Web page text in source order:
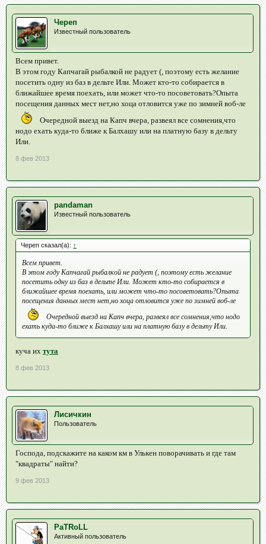
Череп
Известный пользователь
Всем привет.
В этом году Капчагай рыбалкой не радует (, поэтому есть желание
посетить одну из баз в дельте Или. Может кто-то собирается в
ближайшее время поехать, или может что-то посоветовать?Опыта
посещения данных мест нет,но хоца отловится уже по зимней воб-ле
Очередной выезд на Капч вчера, развеял все сомнения,что
нодо ехать куда-то ближе к Балхашу или на платную базу в дельту
Или.
8 фев 2013
pandaman
Известный пользователь
Череп сказал(а): ↑
Всем привет.
В этом году Капчагай рыбалкой не радует (, поэтому есть желание
посетить одну из баз в дельте Или. Может кто-то собирается в
ближайшее время поехать, или может что-то посоветовать?Опыта
посещения данных мест нет,но хоца отловится уже по зимней воб-ле
Очередной выезд на Капч вчера, развеял все сомнения,что нодо
ехать куда-то ближе к Балхашу или на платную базу в дельту Или.
куча их тута
8 фев 2013
Лисичкин
Пользователь
Господа, подскажите на каком км в Улькен поворачивать и где там
"квадраты" найти?
9 фев 2013
PaTRoLL
Активный пользователь